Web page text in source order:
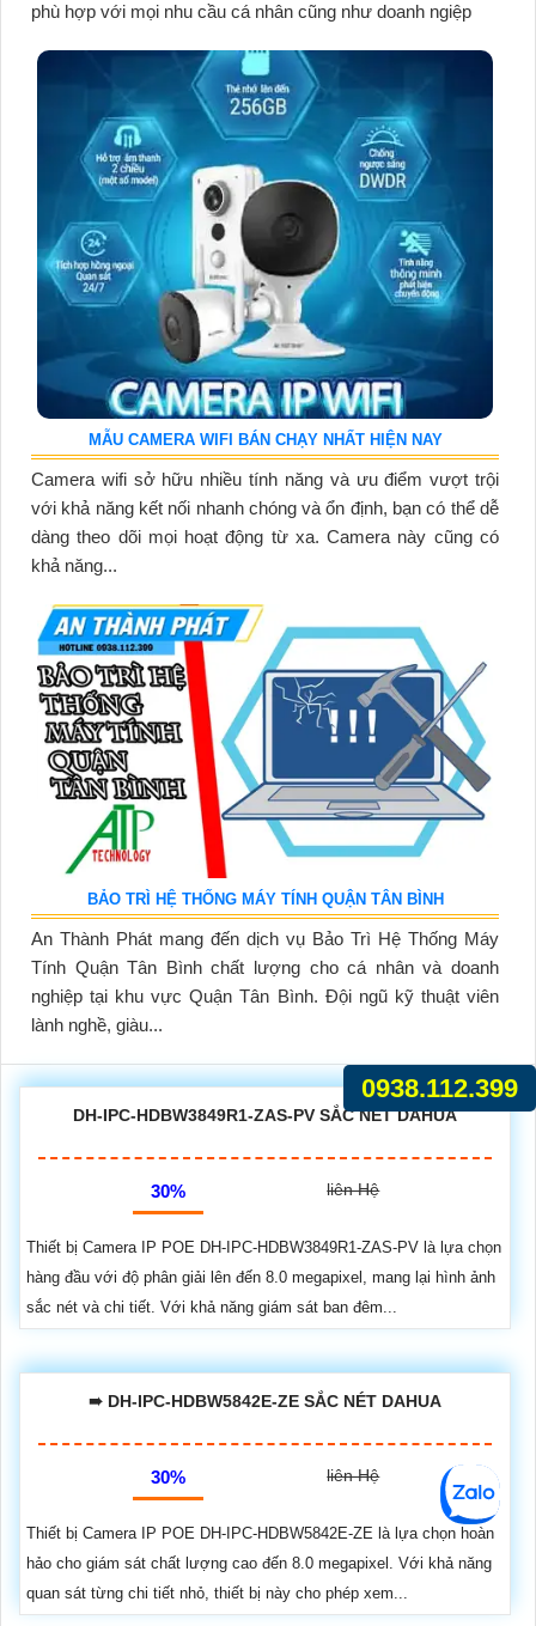
phù hợp với mọi nhu cầu cá nhân cũng như doanh ngiệp
MẪU CAMERA WIFI BÁN CHẠY NHẤT HIỆN NAY
Camera wifi sở hữu nhiều tính năng và ưu điểm vượt trội
với khả năng kết nối nhanh chóng và ổn định, bạn có thể dễ
dàng theo dõi mọi hoạt động từ xa. Camera này cũng có
khả năng...
BẢO TRÌ HỆ THỐNG MÁY TÍNH QUẬN TÂN BÌNH
An Thành Phát mang đến dịch vụ Bảo Trì Hệ Thống Máy
Tính Quận Tân Bình chất lượng cho cá nhân và doanh
nghiệp tại khu vực Quận Tân Bình. Đội ngũ kỹ thuật viên
lành nghề, giàu...
DH-IPC-HDBW3849R1-ZAS-PV SẮC NÉT DAHUA
30% liên Hệ
Thiết bị Camera IP POE DH-IPC-HDBW3849R1-ZAS-PV là lựa chọn
hàng đầu với độ phân giải lên đến 8.0 megapixel, mang lại hình ảnh
sắc nét và chi tiết. Với khả năng giám sát ban đêm...
➠ DH-IPC-HDBW5842E-ZE SẮC NÉT DAHUA
30% liên Hệ
Thiết bị Camera IP POE DH-IPC-HDBW5842E-ZE là lựa chọn hoàn
hảo cho giám sát chất lượng cao đến 8.0 megapixel. Với khả năng
quan sát từng chi tiết nhỏ, thiết bị này cho phép xem...
0938.112.399